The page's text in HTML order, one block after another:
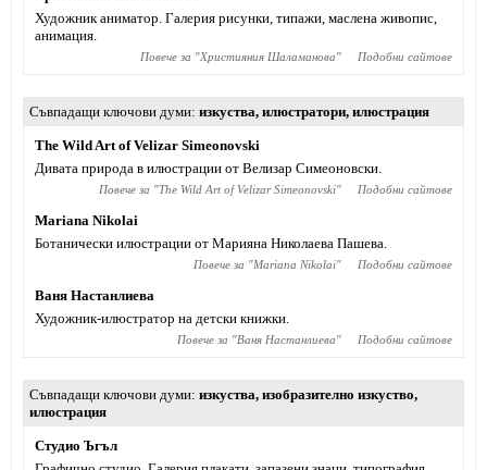
Художник аниматор. Галерия рисунки, типажи, маслена живопис,
анимация.
Повече за "Християния Шаламанова" Подобни сайтове
Съвпадащи ключови думи изкуства, илюстратори, илюстрация
The Wild Art of Velizar Simeonovski
Дивата природа в илюстрации от Велизар Симеоновски.
Повече за "The Wild Art of Velizar Simeonovski" Подобни сайтове
Mariana Nikolai
Ботанически илюстрации от Марияна Николаева Пашева.
Повече за "Mariana Nikolai" Подобни сайтове
Ваня Настанлиева
Художник-илюстратор на детски книжки.
Повече за "Ваня Настанлиева" Подобни сайтове
Съвпадащи ключови думи изкуства, изобразително изкуство,
илюстрация
Студио Ъгъл